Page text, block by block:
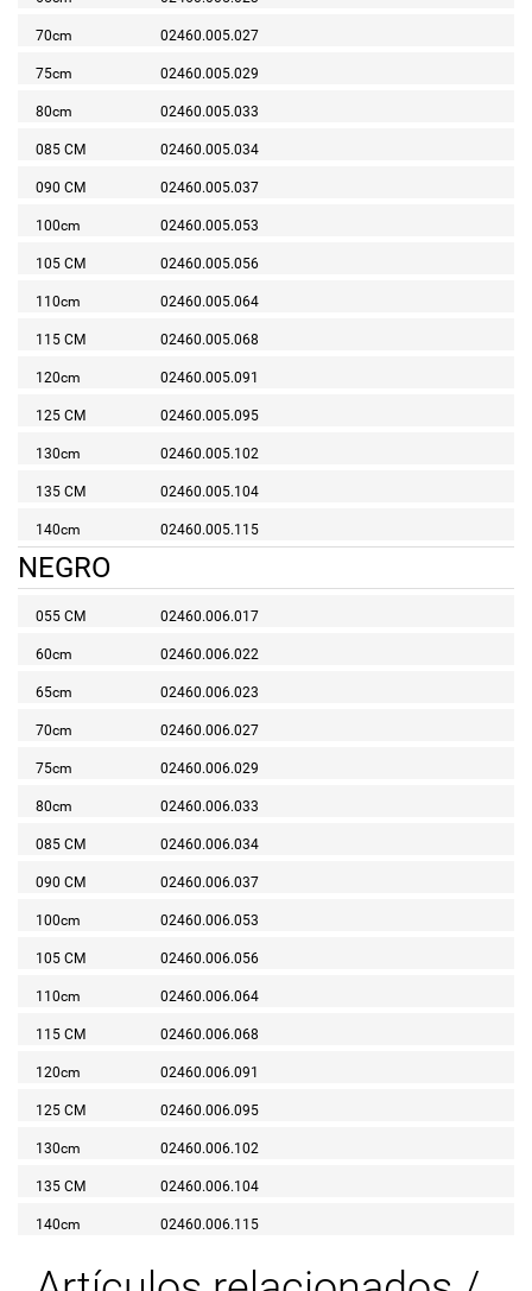
70cm 02460.005.027
75cm 02460.005.029
80cm 02460.005.033
085 CM 02460.005.034
090 CM 02460.005.037
100cm 02460.005.053
105 CM 02460.005.056
110cm 02460.005.064
115 CM 02460.005.068
120cm 02460.005.091
125 CM 02460.005.095
130cm 02460.005.102
135 CM 02460.005.104
140cm 02460.005.115
NEGRO
055 CM 02460.006.017
60cm 02460.006.022
65cm 02460.006.023
70cm 02460.006.027
75cm 02460.006.029
80cm 02460.006.033
085 CM 02460.006.034
090 CM 02460.006.037
100cm 02460.006.053
105 CM 02460.006.056
110cm 02460.006.064
115 CM 02460.006.068
120cm 02460.006.091
125 CM 02460.006.095
130cm 02460.006.102
135 CM 02460.006.104
140cm 02460.006.115